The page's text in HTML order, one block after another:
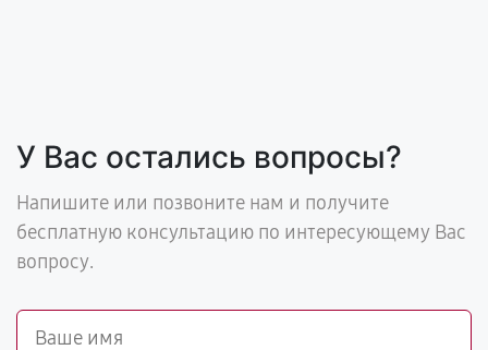
У Вас остались вопросы?
Напишите или позвоните нам и получите
бесплатную консультацию по интересующему Вас
вопросу.